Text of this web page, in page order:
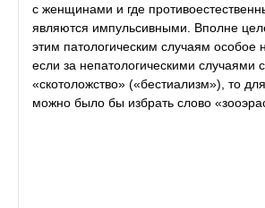
с женщинами и где
являются импульсивными. Вполне
этим патологическим случаям особое
если за непатологическими случаями
«скотоложство» («бестиализм»), то
можно было бы избрать слово